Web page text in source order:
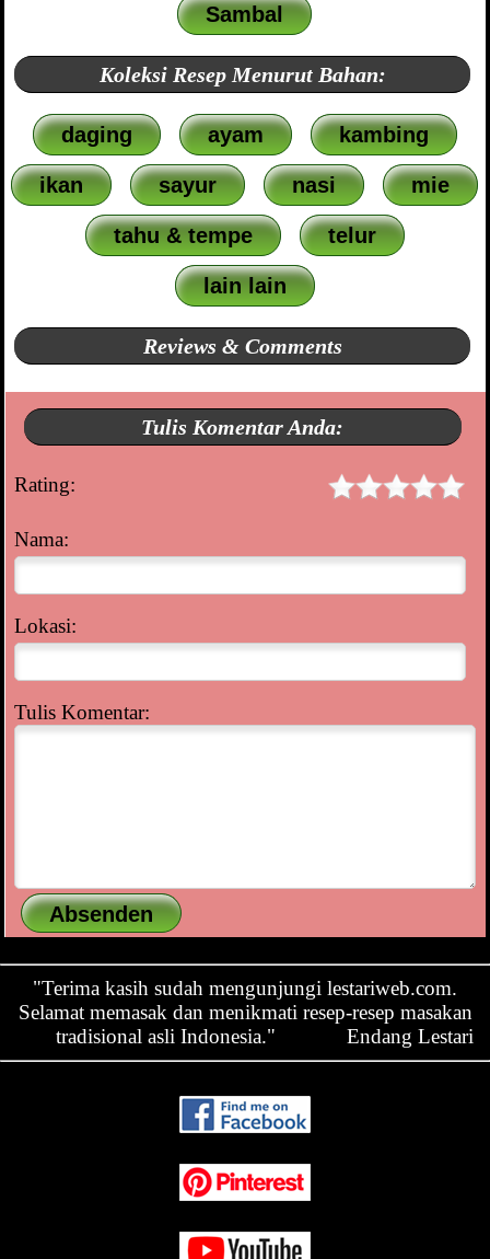
Sambal
Koleksi Resep Menurut Bahan:
daging ayam kambing
ikan sayur nasi mie
tahu & tempe telur
lain lain
Reviews & Comments
Tulis Komentar Anda:
Rating:
Nama:
Lokasi:
Tulis Komentar:
"Terima kasih sudah mengunjungi lestariweb.com.
Selamat memasak dan menikmati resep-resep masakan
tradisional asli Indonesia."
Endang Lestari